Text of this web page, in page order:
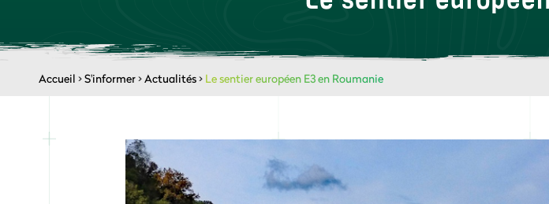
Accueil >S'informer>Actualités> Le sentier européen E3 en Roumanie